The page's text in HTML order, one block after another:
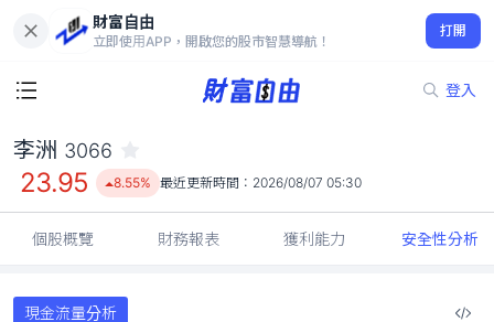
財富自由
立即使用APP，開啟您的股市智慧導航！
打開
登入
23.95
8.55%
李洲 3066
23.95 8.55% 最近更新時間： 2026/08/07 05:30
個股概覽 財務報表 獲利能力 安全性分析
現金流量分析